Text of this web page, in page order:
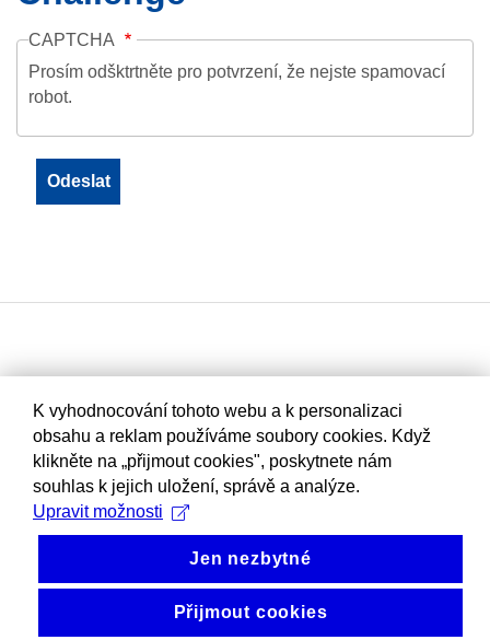
CAPTCHA
Prosím odšktrtněte pro potvrzení, že nejste spamovací
robot.
K vyhodnocování tohoto webu a k personalizaci
obsahu a reklam používáme soubory cookies. Když
klikněte na „přijmout cookies", poskytnete nám
souhlas k jejich uložení, správě a analýze.
Upravit možnosti
Jen nezbytné
Přijmout cookies